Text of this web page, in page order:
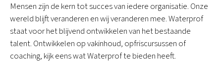
Mensen zijn de kern tot succes van iedere organisatie. Onze
wereld blijft veranderen en wij veranderen mee. Waterprof
staat voor het blijvend ontwikkelen van het bestaande
talent. Ontwikkelen op vakinhoud, opfriscursussen of
coaching, kijk eens wat Waterprof te bieden heeft.